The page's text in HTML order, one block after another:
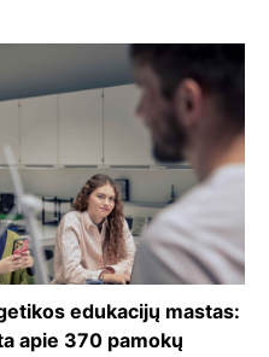
edukacijų mastas:
apie 370 pamokų